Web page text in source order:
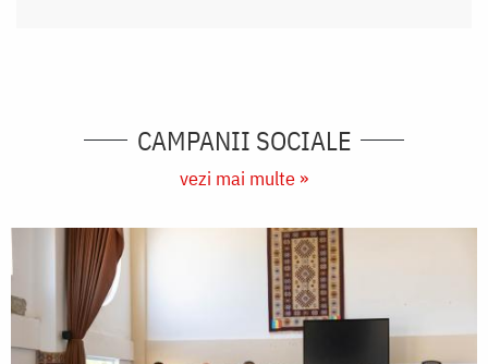
CAMPANII SOCIALE
vezi mai multe »